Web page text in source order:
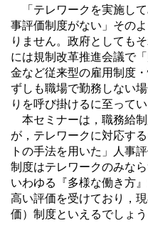
「テレワークを実施し
事評価制度がない」その
りません。政府としても
には規制改革推進会議で
金など従来型の雇用制度
ずしも職場で勤務しない
りを呼び掛けるに至ってい
本セミナーは，職務給
が，テレワークに対応す
トの手法を用いた」人事
制度はテレワークのみな
いわゆる『多様な働き方
高い評価を受けており，
価）制度といえるでしょう